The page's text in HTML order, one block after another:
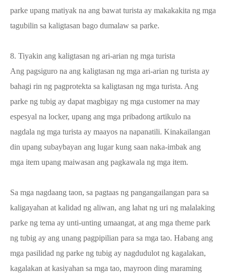
parke upang matiyak na ang bawat turista ay makakakita ng mga
tagubilin sa kaligtasan bago dumalaw sa parke.
8. Tiyakin ang kaligtasan ng ari-arian ng mga turista
Ang pagsiguro na ang kaligtasan ng mga ari-arian ng turista ay
bahagi rin ng pagprotekta sa kaligtasan ng mga turista. Ang
parke ng tubig ay dapat magbigay ng mga customer na may
espesyal na locker, upang ang mga pribadong artikulo na
nagdala ng mga turista ay maayos na napanatili. Kinakailangan
din upang subaybayan ang lugar kung saan naka-imbak ang
mga item upang maiwasan ang pagkawala ng mga item.
Sa mga nagdaang taon, sa pagtaas ng pangangailangan para sa
kaligayahan at kalidad ng aliwan, ang lahat ng uri ng malalaking
parke ng tema ay unti-unting umaangat, at ang mga theme park
ng tubig ay ang unang pagpipilian para sa mga tao. Habang ang
mga pasilidad ng parke ng tubig ay nagdudulot ng kagalakan,
kagalakan at kasiyahan sa mga tao, mayroon ding maraming